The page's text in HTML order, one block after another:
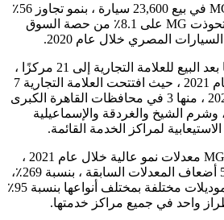
خلال عام 2021 ، نجحت MG في بيع 23,600 سيارة ، بنمو تجاوز 56٪
عن عام 2020 ، وبذلك استحوذت MG على 8.1٪ من حصة السوق
المصري خلال عام 2020.
وصل عدد مراكز خدمة ما بعد البيع للعلامة التجارية إلى 21 مركزًا ،
بزيادة أكثر من 50٪ عن عام 2021 ، حيث افتتحت العلامة التجارية 7
مراكز جديدة خلال عام 2021 ، منها 3 في محافظات القاهرة الكبرى
وشرم الشيخ والغردقة والإسماعيلية
لمراكز الخدمة القائمة.
حققت مبيعات قطع غيار MG معدلات نمو عالية خلال عام 2021 ،
وزادت معدلات المبيعات 5 أضعاف المعدلات السابقة ، بنسبة 269٪،
كما توفر MG قطع غيار لموديلات مختلفة بمختلف أنواعها بنسبة 95٪
واحد في جميع مراكز خدمتها.